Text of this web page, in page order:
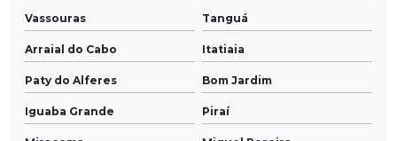
Vassouras Tanguá
Arraial do Cabo Itatiaia
Paty do Alferes Bom Jardim
Iguaba Grande Piraí